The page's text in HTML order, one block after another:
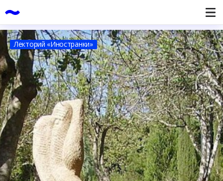
Лекторий «Иностранки»